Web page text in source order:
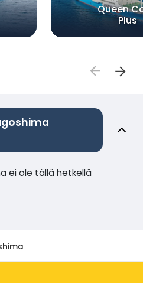
Queen
Plus
ei ole tällä hetkellä